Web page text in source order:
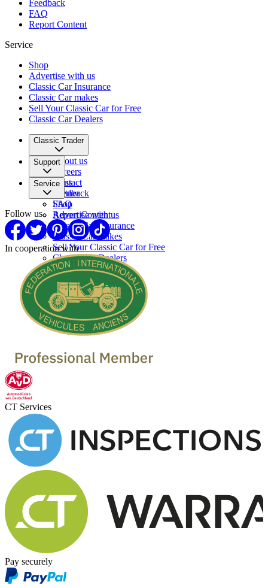
Feedback
FAQ
Report Content
Service
Shop
Advertise with us
Classic Car Insurance
Classic Car makes
Sell Your Classic Car for Free
Classic Car Dealers
Classic Trader
About us
Careers
Press
Partner
Support
Contact
Feedback
FAQ
Report Content
Service
Shop
Advertise with us
Classic Car Insurance
Classic Car makes
Sell Your Classic Car for Free
Classic Car Dealers
Follow us
In cooperation with
CT Services
Pay securely